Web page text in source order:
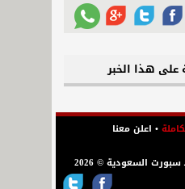
على هذا الخبر
• اعلن معنا
السعودية © 2026